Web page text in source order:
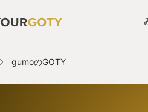
gumoのGOTY